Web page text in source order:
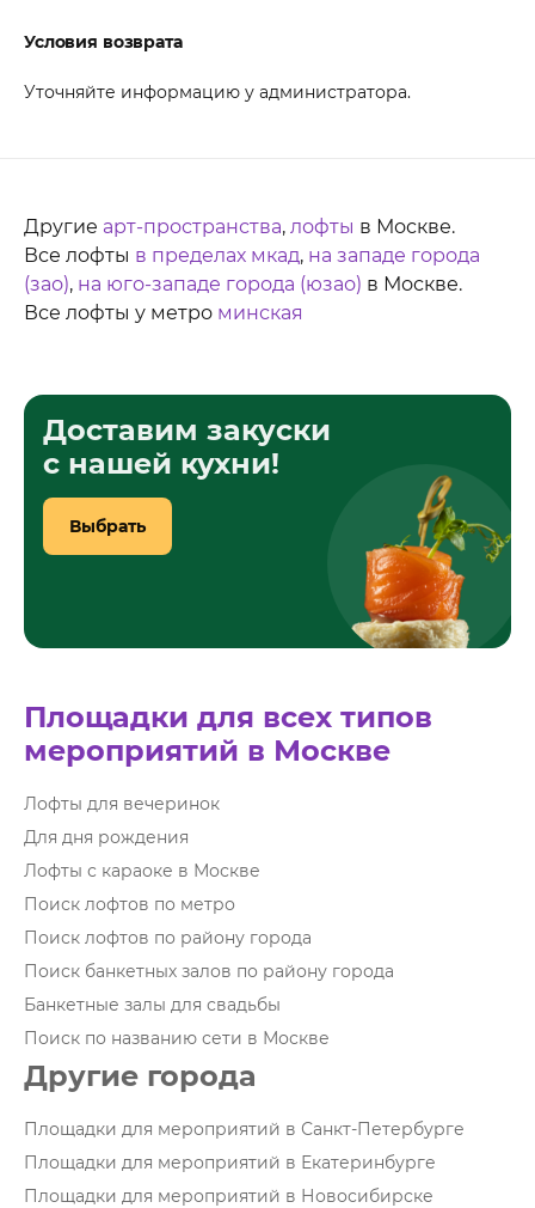
Условия возврата
Уточняйте информацию у администратора.
Другие арт-пространства, лофты в Москве.
Все лофты в пределах мкад, на западе города
(зао), на юго-западе города (юзао) в Москве.
Все лофты у метро минская
Доставим закуски
с нашей кухни!
Выбрать
Площадки для всех типов
мероприятий в Москве
Лофты для вечеринок
Для дня рождения
Лофты с караоке в Москве
Поиск лофтов по метро
Поиск лофтов по району города
Поиск банкетных залов по району города
Банкетные залы для свадьбы
Поиск по названию сети в Москве
Другие города
Площадки для мероприятий в Санкт-Петербурге
Площадки для мероприятий в Екатеринбурге
Площадки для мероприятий в Новосибирске